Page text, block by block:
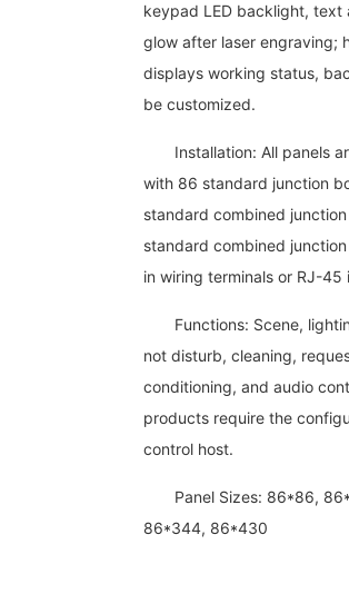
keypad LED backlight, text
glow after laser engraving;
displays working status,
be customized.
Installation: All panels
with 86 standard junction
standard combined
standard combined
in wiring terminals or RJ-45
Functions: Scene,
not disturb, cleaning,
conditioning, and audio
products require the
control host.
Panel Sizes: 86*86,
86*344, 86*430